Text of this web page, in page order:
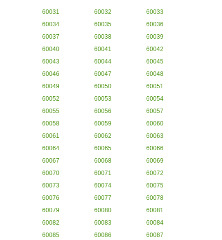
60031 60032
60033
60034
60035
60036
60037
60038
60039
60040
60041
60042
60043
60044
60045
60046
60047
60048
60049
60050
60051
60052
60053
60054
60055
60056
60057
60058
60059
60060
60061
60062
60063
60064
60065
60066
60067
60068
60069
60070
60071
60072
60073
60074
60075
60076
60077
60078
60079
60080
60081
60082
60083
60084
60085
60086
60087